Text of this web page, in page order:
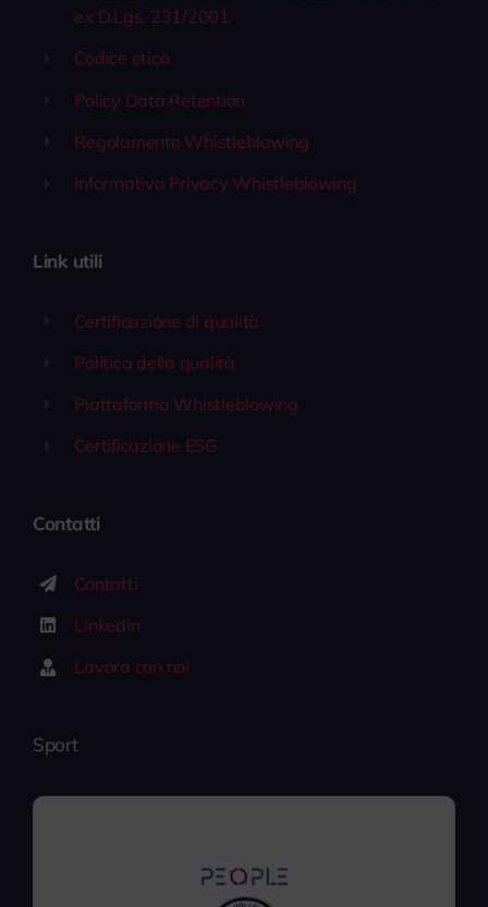
ex D.Lgs. 231/2001
Codice etico
Policy Data Retention
Regolamento Whistleblowing
Informativa Privacy Whistleblowing
Link utili
Certificazione di qualità
Politica della qualità
Piattaforma Whistleblowing
Certificazione ESG
Contatti
Contatti
LinkedIn
Lavora con noi
Sport